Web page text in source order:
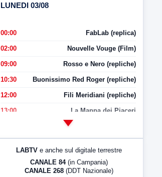
LUNEDI 03/08
00:00 FabLab (replica)
02:00 Nouvelle Vouge (Film)
09:00 Rosso e Nero (repliche)
10:30 Buonissimo Red Roger (repliche)
12:00 Fili Meridiani (repliche)
13:00 La Mappa dei Piaceri
LabNews (Diretta)
LABTV e anche sul digitale terrestre
CANALE 84 (in Campania)
CANALE 268 (DDT Nazionale)